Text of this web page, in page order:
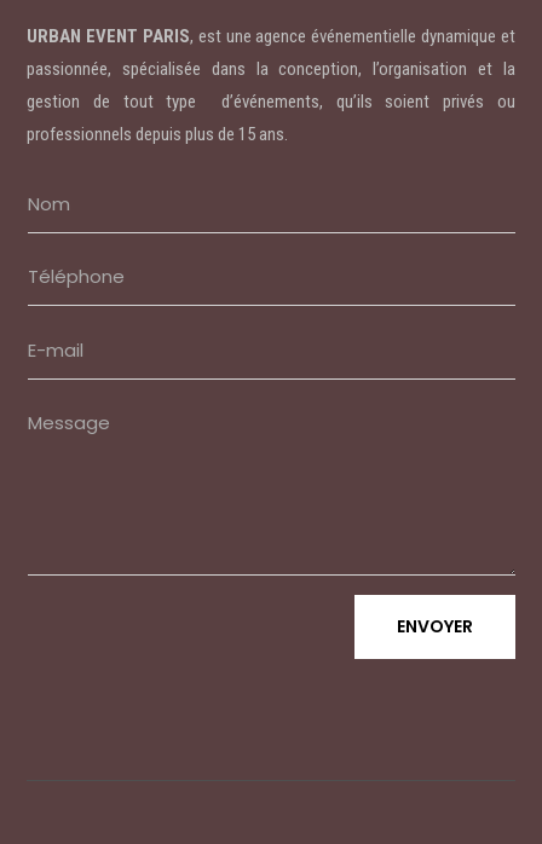
URBAN EVENT PARIS, est une agence événementielle dynamique et
passionnée, spécialisée dans la conception, l’organisation et la
gestion de tout type d’événements, qu’ils soient privés ou
professionnels depuis plus de 15 ans.
ENVOYER